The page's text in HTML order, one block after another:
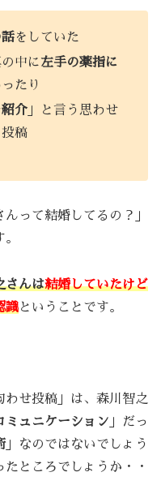
をしていた
中に左手の薬指に
たり
介 」と言う思わせ
稿
って結婚してるの？」
さんは結婚していたけど
識ということです。
わせ投稿」は、森川智之
ミュニケーション 」だっ
」なのではないでしょう
ところでしょうか・・